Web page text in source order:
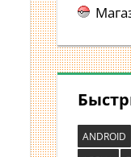
ANDROID